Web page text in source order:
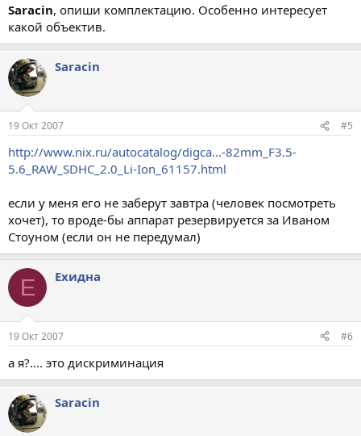
Saracin, опиши комплектацию. Особенно интересует
какой объектив.
Saracin
19 Окт 2007 #5
http://www.nix.ru/autocatalog/digca...-82mm_F3.5-
5.6_RAW_SDHC_2.0_Li-Ion_61157.html
если у меня его не заберут завтра (человек посмотреть
хочет), то вроде-бы аппарат резервируется за Иваном
Стоуном (если он не передумал)
Е Ехидна
19 Окт 2007 #6
а я?.... это дискриминация
Saracin